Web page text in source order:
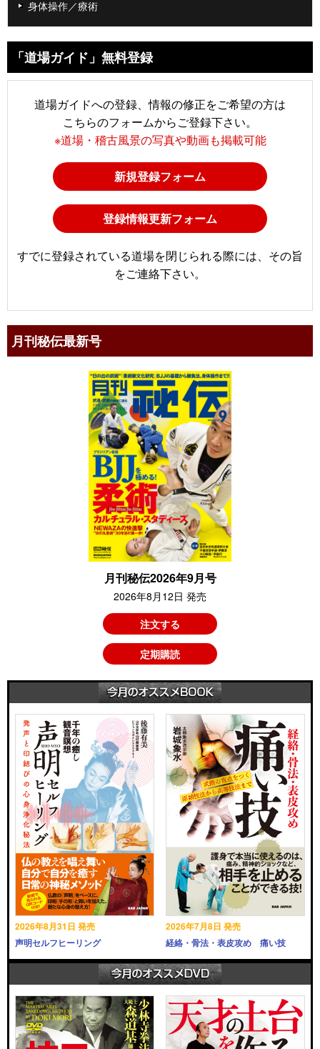
身体操作／療術
「道場ガイド」無料登録
道場ガイドへの登録、情報の修正をご希望の方は
こちらのフォームからご登録下さい。
※道場・稽古風景の写真や動画も掲載可能
新規登録フォーム
登録情報更新フォーム
すでに登録されている道場を閉じられる際には、その旨
をご連絡下さい。
月刊秘伝最新号
月刊秘伝2026年9月号
2026年8月12日 発売
注文する
定期購読
2026年8月31日 発売
声明セルフヒーリング
2026年7月8日 発売
経絡・骨法・表皮攻め 痛い技